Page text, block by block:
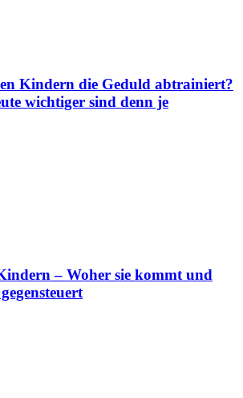
Kindern die Geduld abtrainiert?
wichtiger sind denn je
– Woher sie kommt und